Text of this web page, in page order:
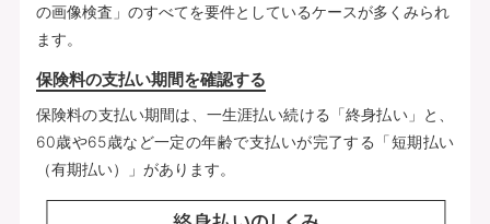
の画像検査」のすべてを要件としているケースが多くみられ
ます。
保険料の支払い期間を確認する
保険料の支払い期間は、一生涯払い続ける「終身払い」と、
60歳や65歳など一定の年齢で支払いが完了する「短期払い
（有期払い）」があります。